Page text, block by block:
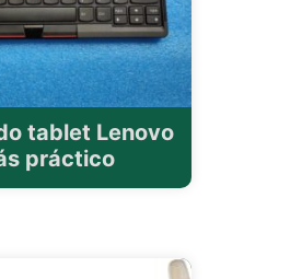
tablet Lenovo
práctico